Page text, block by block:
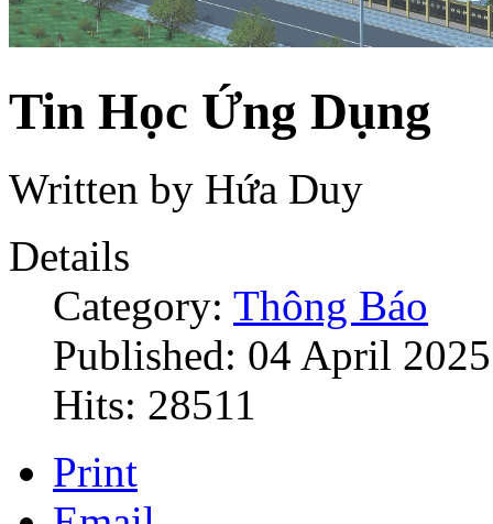
Tin Học Ứng Dụng
Written by Hứa Duy
Details
Category: Thông Báo
Published: 04 April 2025
Hits: 28511
Print